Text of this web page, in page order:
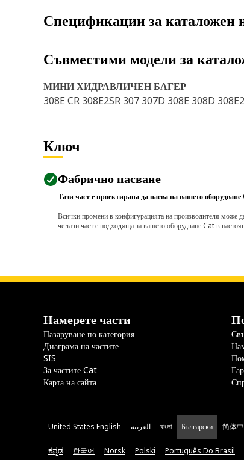
Спецификации за каталожен
Съвместими модели за
МИНИ ХИДРАВЛИЧЕН БАГЕР
308E CR 308E2SR 307 307D 308E 308D
Ключ
Фабрично пасване
Тази част е проектирана да пасва на вашето
Всички промени в конфигурацията на производителя може
че тази част е подходяща за вашето оборудване Cat в
Намерете части
Пазаруване по категория
Диаграма на частите
SIS
За частите Cat
Карта на сайта
United States English العربية বাংলা Български 简体
ಕನ್ನಡ 한국어 Norsk Polski Português Do Brasil